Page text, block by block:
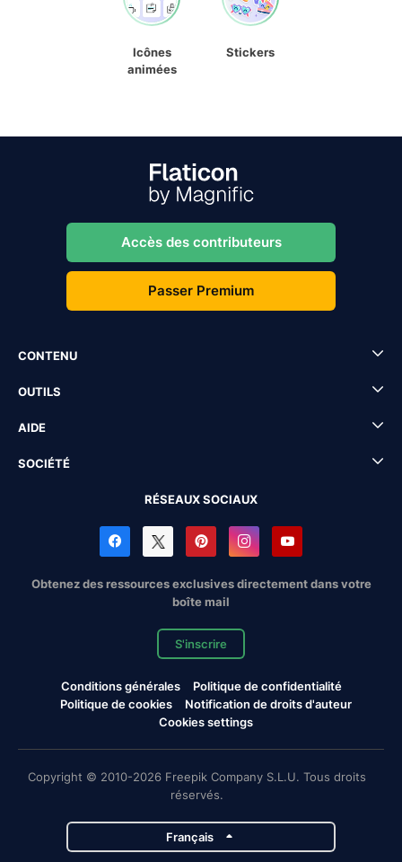
Icônes
animées
Stickers
Accès des contributeurs
Passer Premium
CONTENU
OUTILS
AIDE
SOCIÉTÉ
RÉSEAUX SOCIAUX
Obtenez des ressources exclusives directement dans votre
boîte mail
S'inscrire
Conditions générales
Politique de confidentialité
Politique de cookies
Notification de droits d'auteur
Cookies settings
Copyright © 2010-2026 Freepik Company S.L.U. Tous droits
réservés.
Français